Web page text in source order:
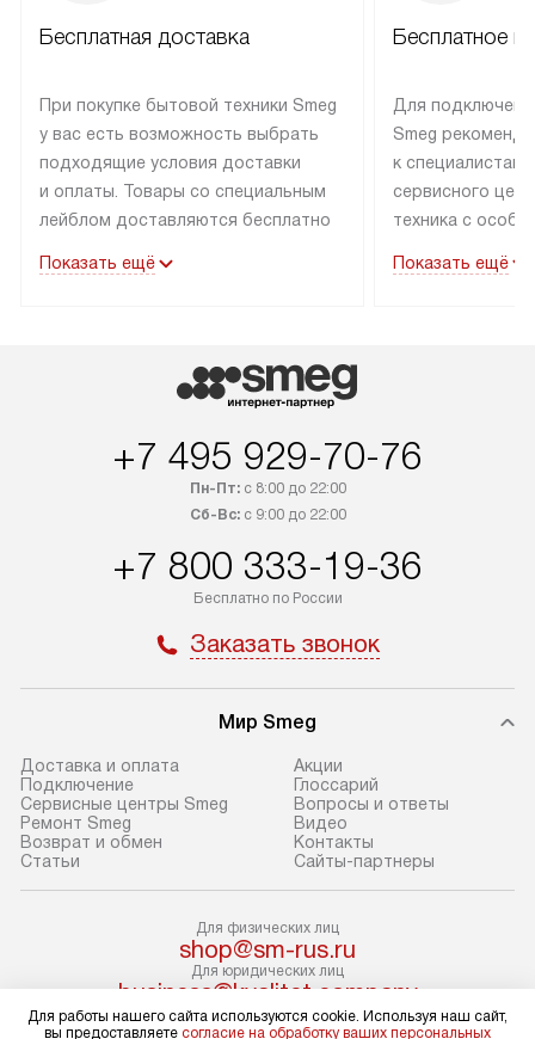
Бесплатная доставка
При покупке бытовой техники Smeg
у вас есть возможность выбрать
подходящие условия доставки
и оплаты. Товары со специальным
лейблом доставляются бесплатно
до подъезда. Доставка за пределы
маркировку «в наличии», может
быть отправлен покупателю
в Санкт-Петербург и другие
регионы осуществляется через
транспортные компании. После
доставляем заказ до офиса
транспортной компании в Москве.
доставки у менеджера при
В день, согласованный с вами,
упакованный товар до подъезда.
Если вам необходимо доставить
покупку до двери вашей квартиры
или места установки, пожалуйста,
с менеджером. За эту услугу будет
взиматься дополнительная плата.
Обратите внимание на размеры
товара: например, если габариты
Показать ещё
Бесплатное
Для
Smeg
к специалистам
сервисного
техника с
коммуникациям.
подключения к
определяется в
в себя снятие
отдельных
запуск и
по
Показать ещё
+7 495 929-70-76
Пн-Пт:с 8:00 до 22:00
Сб-Вс:с 9:00 до 22:00
+7 800 333-19-36
Бесплатно по России
Заказать звонок
Мир Smeg
Доставка и оплата
Подключение
Сервисные центры Smeg
Ремонт Smeg
Возврат и обмен
Статьи
Акции
Глоссарий
Вопросы и ответы
Видео
Контакты
Сайты-партнеры
Для физических лиц
shop@sm-rus.ru
Для юридических лиц
business@kvalitet.company
Для работы нашего сайта используются cookie. Используя наш сайт,
вы предоставляете согласие на обработку ваших персональных